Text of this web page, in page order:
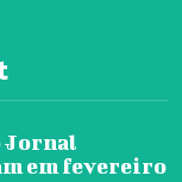
Jornal
em fevereiro